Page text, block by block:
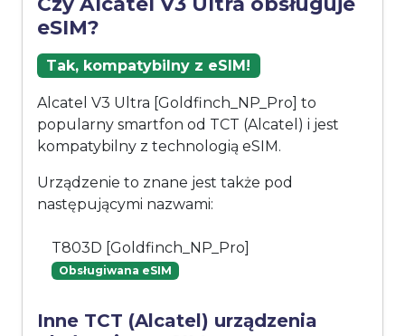
eSIM?
Tak, kompatybilny z eSIM!
Alcatel V3 Ultra [Goldfinch_NP_Pro] to
popularny smartfon od TCT (Alcatel) i jest
kompatybilny z technologią eSIM.
Urządzenie to znane jest także pod
następującymi nazwami:
T803D [Goldfinch_NP_Pro]
Obsługiwana eSIM
Inne TCT (Alcatel) urządzenia